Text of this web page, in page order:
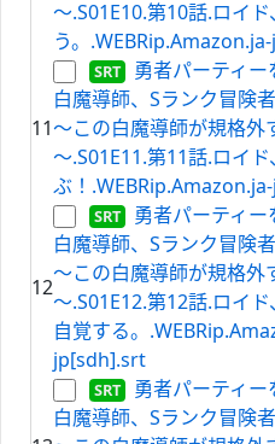
～.S01E10.第10話.ロイド
う。
11
勇者パーティ
白魔導師、Sランク冒険
～この白魔導師が規格外
～.S01E11.第11話.ロイド
ぶ！
12
勇者パーティ
白魔導師、Sランク冒険
～この白魔導師が規格外
～.S01E12.第12話.ロイ
自覚する。
jp[sdh].srt
勇者パーティ
白魔導師、Sランク冒険